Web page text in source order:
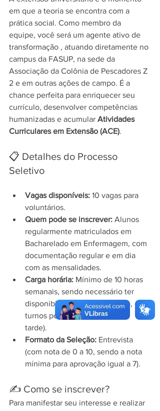
em que a teoria se encontra com a
prática social. Como membro da
equipe, você será um agente ativo de
transformação , atuando diretamente no
campus da FASUP, na sede da
Associação da Colônia de Pescadores Z
2 e em outras ações de campo. É a
chance perfeita para enriquecer seu
currículo, desenvolver competências
humanizadas e acumular Atividades
Curriculares em Extensão (ACE).
📋 Detalhes do Processo
Seletivo
Vagas disponíveis: 10 vagas para
voluntários.
Quem pode se inscrever: Alunos
regularmente matriculados em
Bacharelado em Enfermagem, com
documentação regular e em dia
com as mensalidades.
Carga horária: Mínimo de 10 horas
semanais, sendo necessário ter
disponibilidade de, no mínimo, dois
turnos por semana (manhã ou
tarde).
Formato da Seleção: Entrevista
(com nota de 0 a 10, sendo a nota
mínima para aprovação igual a 7).
✍️ Como se inscrever?
Para manifestar seu interesse e realizar